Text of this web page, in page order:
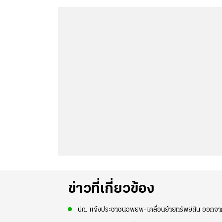
ข่าวที่เกี่ยวข้อง
ปภ. แจ้งประชาชนอพยพ-เคลื่อนย้ายทรัพย์สิน ออกจ